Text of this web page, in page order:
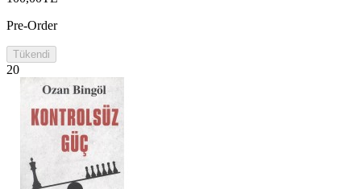
Pre-Order
Tükendi
20